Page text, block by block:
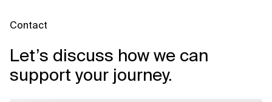
Contact
Let’s discuss how we can
support your journey.